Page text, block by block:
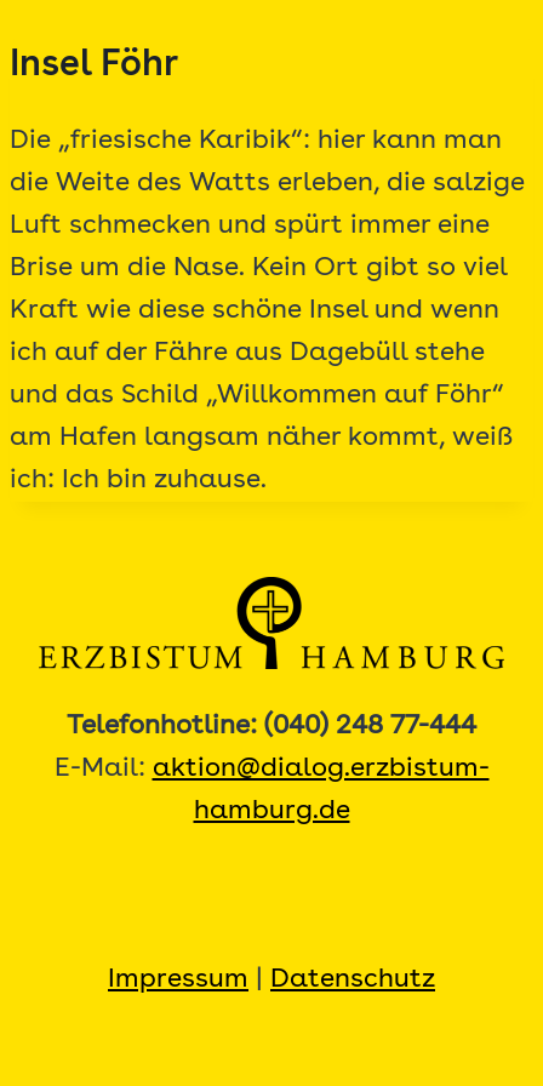
Inhalt
Insel Föhr
Die „friesische Karibik“: hier kann man
die Weite des Watts erleben, die salzige
Luft schmecken und spürt immer eine
Brise um die Nase. Kein Ort gibt so viel
Kraft wie diese schöne Insel und wenn
ich auf der Fähre aus Dagebüll stehe
und das Schild „Willkommen auf Föhr“
am Hafen langsam näher kommt, weiß
ich: Ich bin zuhause.
Telefonhotline: (040) 248 77-444
E-Mail: aktion@dialog.erzbistum-
hamburg.de
Impressum Datenschutz